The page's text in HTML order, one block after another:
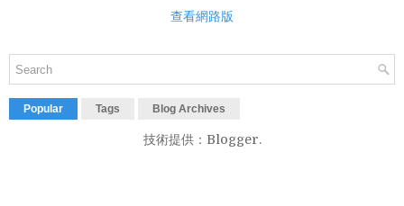
查看網路版
Popular Tags Blog Archives
技術提供： Blogger.